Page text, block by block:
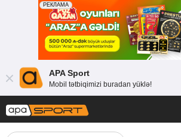
APA Sport
Mobil tətbiqimizi buradan yüklə!